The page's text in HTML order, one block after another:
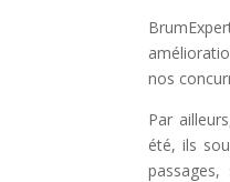
nos
Par
été, ils